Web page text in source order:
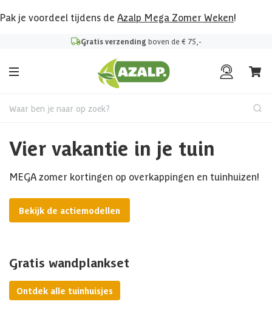
Pak je voordeel tijdens de Azalp Mega Zomer Weken!
Gratis verzending boven de € 75,-
Waar ben je naar op zoek?
Vier vakantie in je tuin
MEGA zomer kortingen op overkappingen en tuinhuizen!
Bekijk de actiemodellen
Gratis wandplankset
Ontdek alle tuinhuisjes